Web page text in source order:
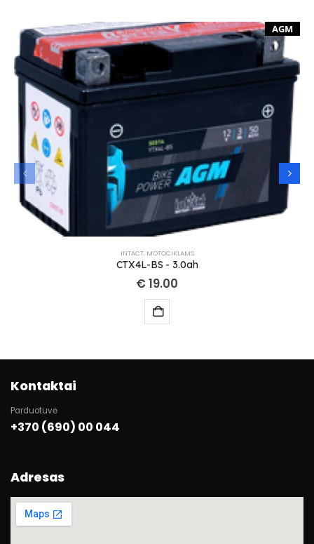
AGM
INTACT, MOTOCIKLAMS
CTX4L-BS - 3.0ah
€ 19.00
Kontaktai
Parduotuvė
+370 (690) 00 044
Adresas